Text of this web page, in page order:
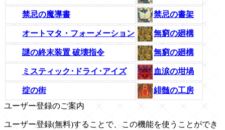
禁忌の魔導書 禁忌の書架
オートマタ・フォーメーション 無窮の廻構
謎の終末装置 破壊指令 無窮の廻構
ミスティック･ドライ･アイズ 血涙の坩堝
掟の街
緋髄の工房
ユーザー登録のご案内
ユーザー登録(無料)することで、この機能を使うことができ